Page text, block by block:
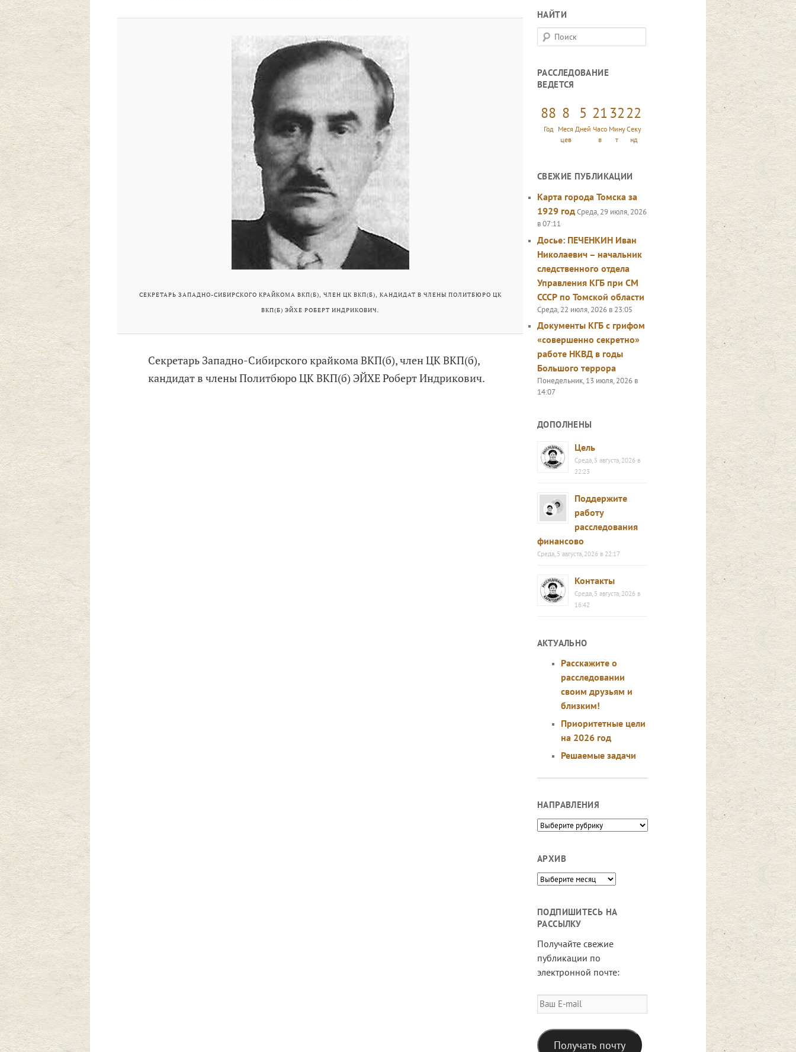
СЕКРЕТАРЬ ЗАПАДНО-СИБИРСКОГО КРАЙКОМА ВКП(Б), ЧЛЕН ЦК ВКП(Б), КАНДИДАТ В ЧЛЕНЫ ПОЛИТБЮРО ЦК
ВКП(Б) ЭЙХЕ РОБЕРТ ИНДРИКОВИЧ.
Секретарь Западно-Сибирского крайкома ВКП(б), член ЦК ВКП(б),
кандидат в члены Политбюро ЦК ВКП(б) ЭЙХЕ Роберт Индрикович.
НАЙТИ
П
о
с
к
РАССЛЕДОВАНИЕ
ВЕДЕТСЯ
88
Год
8
Меся
цев
5
Дней
21
Часо
в
32
Мину
т
23
Секу
нд
СВЕЖИЕ ПУБЛИКАЦИИ
Карта города Томска за
1929 годСреда, 29 июля, 2026
в 07:11
Досье: ПЕЧЕНКИН Иван
Николаевич – начальник
следственного отдела
Управления КГБ при СМ
СССР по Томской области
Среда, 22 июля, 2026 в 23:05
Документы КГБ с грифом
«совершенно секретно»
работе НКВД в годы
Большого террора
Понедельник, 13 июля, 2026 в
14:07
ДОПОЛНЕНЫ
Цель
Среда, 5 августа, 2026 в
22:23
Поддержите
работу
расследования
финансово
Среда, 5 августа, 2026 в 22:17
Контакты
Среда, 5 августа, 2026 в
16:42
АКТУАЛЬНО
Расскажите о
расследовании
своим друзьям и
близким!
Приоритетные цели
на 2026 год
Решаемые задачи
НАПРАВЛЕНИЯ
Направления
АРХИВ
Архив
ПОДПИШИТЕСЬ НА
РАССЫЛКУ
Получайте свежие
публикации по
электронной почте:
Ваш
E-
mail
Получать почту